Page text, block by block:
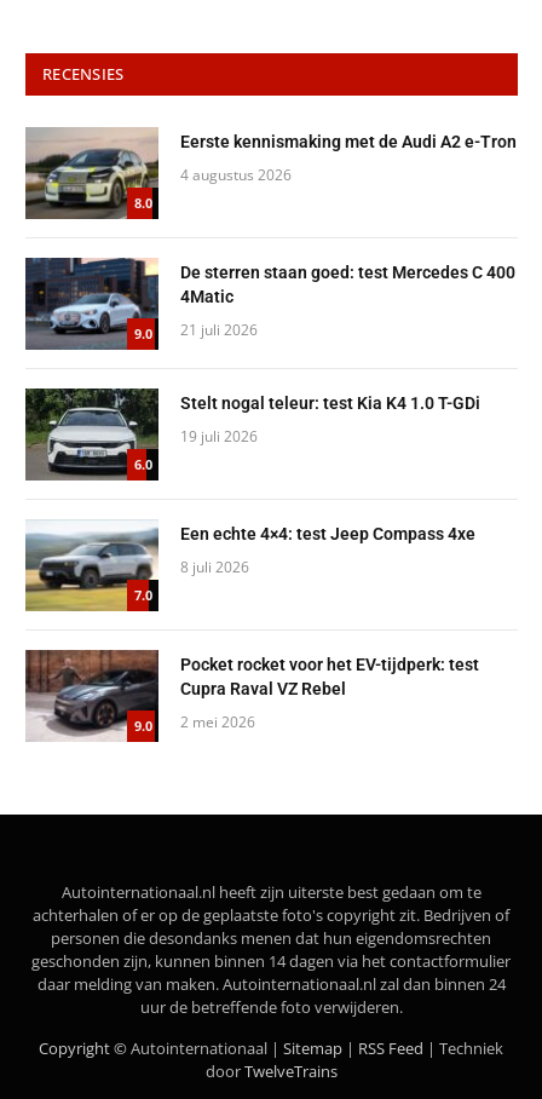
RECENSIES
8.0
Eerste kennismaking met de Audi A2 e-Tron
4 augustus 2026
9.0
De sterren staan goed: test Mercedes C 400
4Matic
21 juli 2026
6.0
Stelt nogal teleur: test Kia K4 1.0 T-GDi
19 juli 2026
7.0
Een echte 4×4: test Jeep Compass 4xe
8 juli 2026
9.0
Pocket rocket voor het EV-tijdperk: test
Cupra Raval VZ Rebel
2 mei 2026
Autointernationaal.nl heeft zijn uiterste best gedaan om te
achterhalen of er op de geplaatste foto's copyright zit. Bedrijven of
personen die desondanks menen dat hun eigendomsrechten
geschonden zijn, kunnen binnen 14 dagen via het contactformulier
daar melding van maken. Autointernationaal.nl zal dan binnen 24
uur de betreffende foto verwijderen.
Copyright ©Autointernationaal | Sitemap | RSS Feed | Techniek
doorTwelveTrains